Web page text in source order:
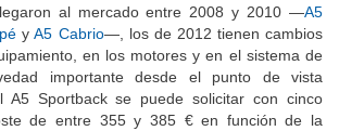
al mercado entre 2008 y 2010 —A5
yA5 Cabrio—, los de 2012 tienen cambios
en los motores y en el sistema de
importante desde el punto de vista
A5 Sportback se puede solicitar con cinco
de entre 355 y 385 € en función de la